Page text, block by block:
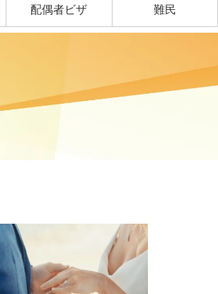
配偶者ビザ 難民